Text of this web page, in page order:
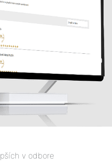
v odbore